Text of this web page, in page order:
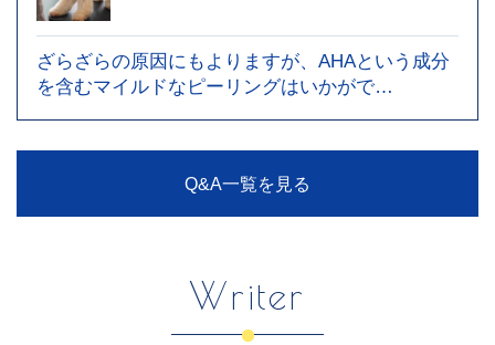
ざらざらの原因にもよりますが、AHAという成分
を含むマイルドなピーリングはいかがで…
Q&A一覧を見る
Writer